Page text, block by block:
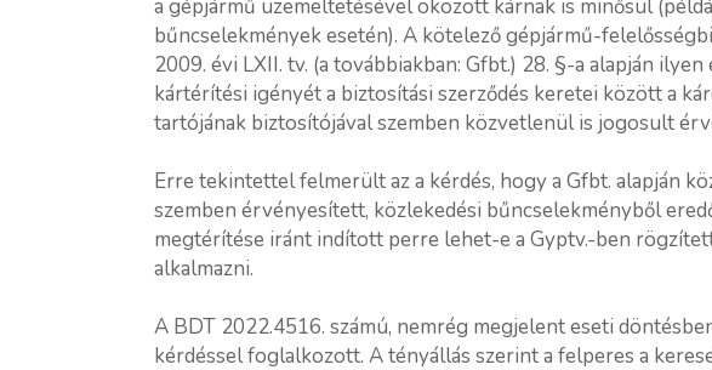
a gépjármű üzemeltetésével okozott kárnak is minősül
bűncselekmények esetén). A kötelező gépjármű-
2009. évi LXII. tv. (a továbbiakban: Gfbt.) 28. §-a alapján
kártérítési igényét a biztosítási szerződés keretei között a
tartójának biztosítójával szemben közvetlenül is jogosult
Erre tekintettel felmerült az a kérdés, hogy a Gfbt. alapján
szemben érvényesített, közlekedési bűncselekményből
megtérítése iránt indított perre lehet-e a Gyptv.-ben
alkalmazni.
A BDT 2022.4516. számú, nemrég megjelent eseti
kérdéssel foglalkozott. A tényállás szerint a felperes a